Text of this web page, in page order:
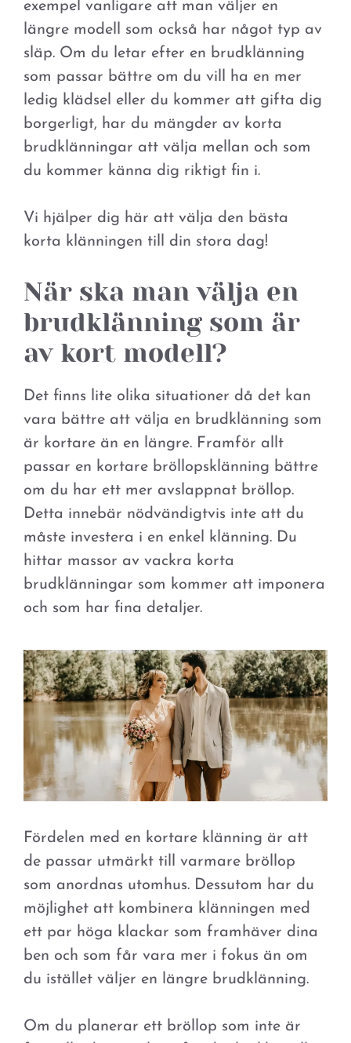
exempel vanligare att man väljer en
längre modell som också har något typ av
släp. Om du letar efter en brudklänning
som passar bättre om du vill ha en mer
ledig klädsel eller du kommer att gifta dig
borgerligt, har du mängder av korta
brudklänningar att välja mellan och som
du kommer känna dig riktigt fin i.
Vi hjälper dig här att välja den bästa
korta klänningen till din stora dag!
När ska man välja en
brudklänning som är
av kort modell?
Det finns lite olika situationer då det kan
vara bättre att välja en brudklänning som
är kortare än en längre. Framför allt
passar en kortare bröllopsklänning bättre
om du har ett mer avslappnat bröllop.
Detta innebär nödvändigtvis inte att du
måste investera i en enkel klänning. Du
hittar massor av vackra korta
brudklänningar som kommer att imponera
och som har fina detaljer.
Fördelen med en kortare klänning är att
de passar utmärkt till varmare bröllop
som anordnas utomhus. Dessutom har du
möjlighet att kombinera klänningen med
ett par höga klackar som framhäver dina
ben och som får vara mer i fokus än om
du istället väljer en längre brudklänning.
Om du planerar ett bröllop som inte är